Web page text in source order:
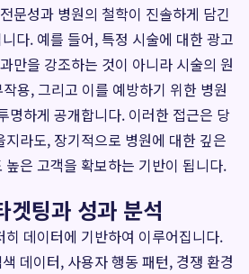
문성과 병원의 철학이 진솔하게 담긴
다. 예를 들어, 특정 시술에 대한 광고
만을 강조하는 것이 아니라 시술의 원
용, 그리고 이를 예방하기 위한 병원
명하게 공개합니다. 이러한 접근은 당
라도, 장기적으로 병원에 대한 깊은
은 고객을 확보하는 기반이 됩니다.
겟팅과 성과 분석
데이터에 기반하여 이루어집니다.
데이터, 사용자 행동 패턴, 경쟁 환경